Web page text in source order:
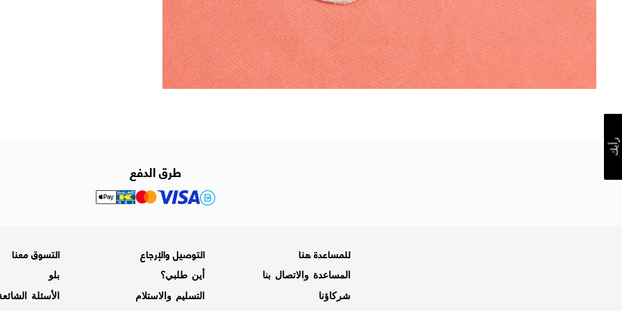
طرق الدفع
للمساعدة هنا
المساعدة والاتصال بنا
شركاؤنا
التوصيل والإرجاع
أين طلبي؟
التسليم والاستلام
التسوق معنا
بلو
الأسئلة
رأيك